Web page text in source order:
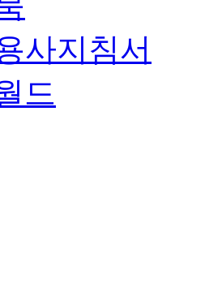
사지침서
드